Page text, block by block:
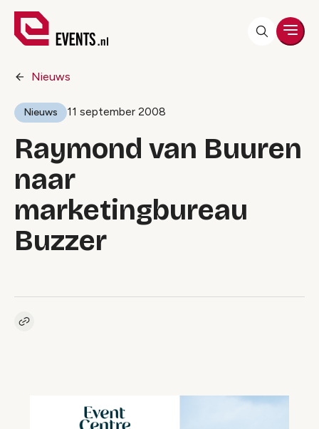
Nieuws
Nieuws 11 september 2008
Raymond van Buuren
naar
marketingbureau
Buzzer
Kopieer link naar artikel